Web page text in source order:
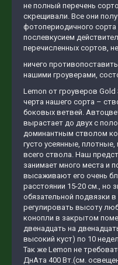
не полный перечень
скрещивали. Все они
фотопериодичного сорта
послевкусием
перечисленных сортов,
ничего
нашими гроуверами,
Lеmon от гроуверов
черта нашего сорта –
боковых ветвей.
вырастает до двух с
доминантным стволом
густо усеянные,
всего ствола. Наш
занимает много места и
высаживают его очень
расстоянии 15-20 см., но
обязательной подвязки
регулировать высоту
конопли в закрытом
двенадцать на
высокий куст) по 10
Так же Lеmon не
ДнАта 400 Вт.(см.